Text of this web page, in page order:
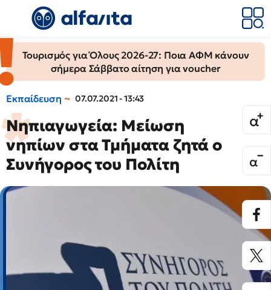
Τουρισμός για Όλους 2026-27: Ποια ΑΦΜ κάνουν
σήμερα Σάββατο αίτηση για voucher
Εκπαίδευση 07.07.2021 - 13:43
Νηπιαγωγεία: Μείωση
νηπίων στα Τμήματα ζητά ο
Συνήγορος του Πολίτη